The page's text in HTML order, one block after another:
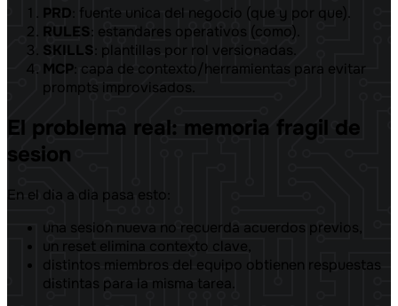
PRD : fuente unica del negocio (que y por que).
RULES: estandares operativos (como).
SKILLS : plantillas por rol versionadas.
MCP : capa de contexto/herramientas para evitar
prompts improvisados.
El problema real: memoria fragil de
sesion
En el dia a dia pasa esto:
una sesion nueva no recuerda acuerdos previos,
un reset elimina contexto clave,
distintos miembros del equipo obtienen respuestas
distintas para la misma tarea.